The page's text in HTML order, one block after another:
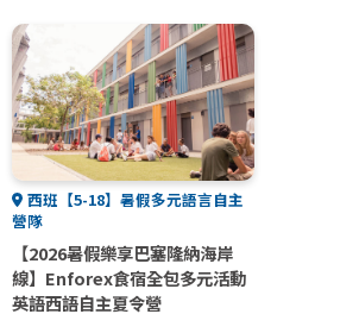
西班【5-18】暑假多元語言自主
營隊
【2026暑假樂享巴塞隆納海岸
線】Enforex食宿全包多元活動
英語西語自主夏令營